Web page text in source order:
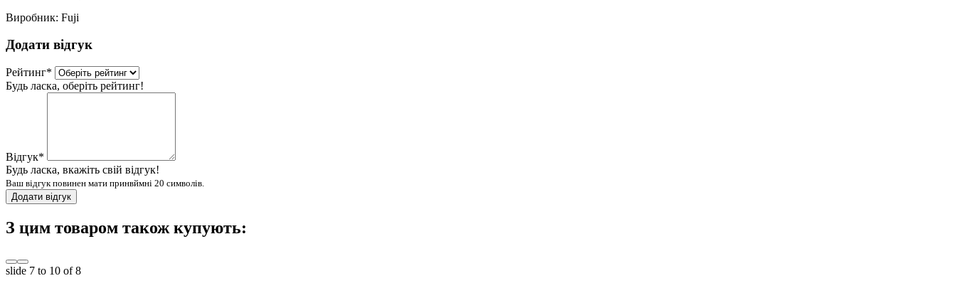
Виробник: Fuji
Додати відгук
Рейтинг*
Будь ласка, оберіть рейтинг!
Відгук*
Будь ласка, вкажіть свій відгук!
Ваш відгук повинен мати принвймні 20 символів.
Додати відгук
З цим товаром також купують:
slide 7 to 10 of 8